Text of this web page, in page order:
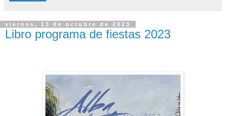
viernes, 13 de octubre de 2023
Libro programa de fiestas 2023